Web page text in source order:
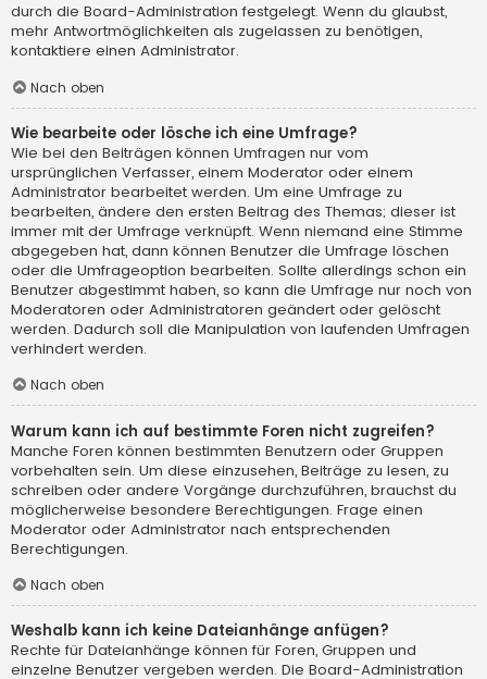
durch die Board-Administration festgelegt. Wenn du glaubst,
mehr Antwortmöglichkeiten als zugelassen zu benötigen,
kontaktiere einen Administrator.
Nach oben
Wie bearbeite oder lösche ich eine Umfrage?
Wie bei den Beiträgen können Umfragen nur vom
ursprünglichen Verfasser, einem Moderator oder einem
Administrator bearbeitet werden. Um eine Umfrage zu
bearbeiten, ändere den ersten Beitrag des Themas; dieser ist
immer mit der Umfrage verknüpft. Wenn niemand eine Stimme
abgegeben hat, dann können Benutzer die Umfrage löschen
oder die Umfrageoption bearbeiten. Sollte allerdings schon ein
Benutzer abgestimmt haben, so kann die Umfrage nur noch von
Moderatoren oder Administratoren geändert oder gelöscht
werden. Dadurch soll die Manipulation von laufenden Umfragen
verhindert werden.
Nach oben
Warum kann ich auf bestimmte Foren nicht zugreifen?
Manche Foren können bestimmten Benutzern oder Gruppen
vorbehalten sein. Um diese einzusehen, Beiträge zu lesen, zu
schreiben oder andere Vorgänge durchzuführen, brauchst du
möglicherweise besondere Berechtigungen. Frage einen
Moderator oder Administrator nach entsprechenden
Berechtigungen.
Nach oben
Weshalb kann ich keine Dateianhänge anfügen?
Rechte für Dateianhänge können für Foren, Gruppen und
einzelne Benutzer vergeben werden. Die Board-Administration